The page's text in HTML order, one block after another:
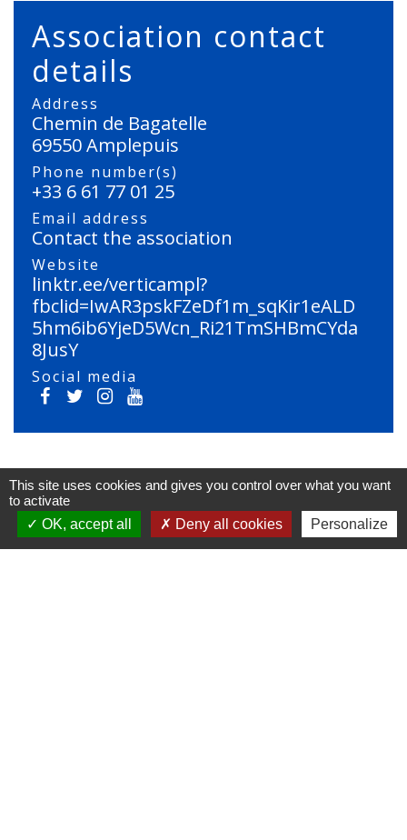
Association contact
details
Address
Chemin de Bagatelle
69550 Amplepuis
Phone number(s)
+33 6 61 77 01 25
Email address
Contact the association
Website
linktr.ee/verticampl?
fbclid=IwAR3pskFZeDf1m_sqKir1eALD
5hm6ib6YjeD5Wcn_Ri21TmSHBmCYda
8JusY
Social media
Contacts
Commune d'Amplepuis
This site uses cookies and gives you control over what you want
to activate
OK, accept all
Deny all cookies Personalize